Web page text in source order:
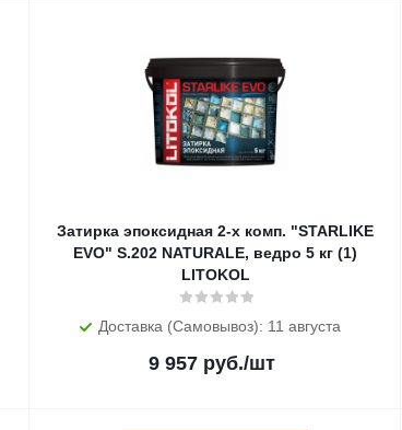
Затирка эпоксидная 2-х комп. "STARLIKE
EVO" S.202 NATURALE, ведро 5 кг (1)
LITOKOL
Доставка (Самовывоз): 11 августа
9 957руб./шт